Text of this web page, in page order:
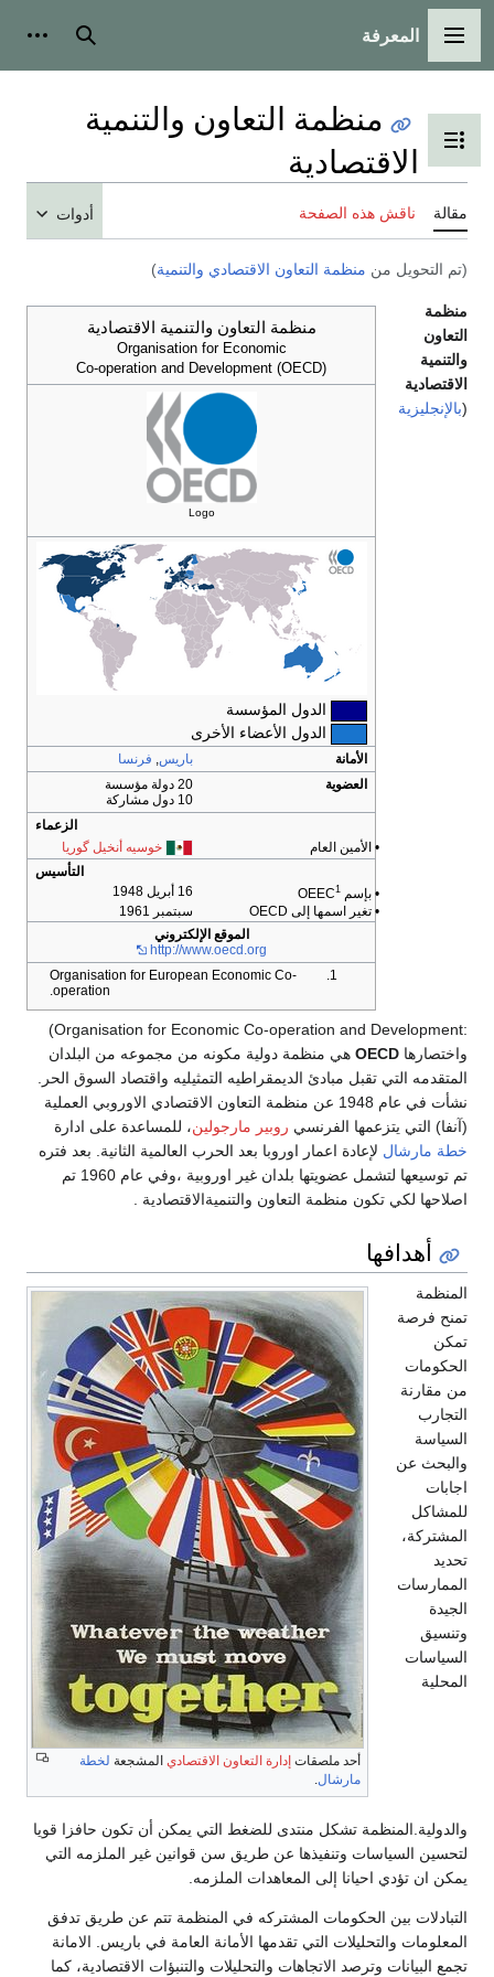
القائمة الرئيسية
المعرفة بحث
تبديل عرض جدول المحتويات
منظمة التعاون والتنمية
الاقتصادية
مقالة ناقش هذه الصفحة أدوات
(تم التحويل من منظمة التعاون الاقتصادي والتنمية)
منظمة التعاون والتنمية الاقتصادية
Organisation for Economic
Co-operation and Development (OECD)
Logo
الدول المؤسسة
الدول الأعضاء الأخرى
الأمانة باريس, فرنسا
العضوية
20 دولة مؤسسة
10 دول مشاركة
الزعماء
• الأمين العام
خوسيه أنخيل گوريا
التأسيس
• بإسم OEEC1
16 أبريل 1948
• تغير اسمها إلى OECD
سبتمبر 1961
الموقع الإلكتروني
http://www.oecd.org
Organisation for European Economic Co-
operation.
منظمة
التعاون
والتنمية
الاقتصادية
(بالإنجليزية
:Organisation for Economic Co-operation and Development)
واختصارها OECD هي منظمة دولية مكونه من مجموعه من البلدان
المتقدمه التي تقبل مبادئ الديمقراطيه التمثيليه واقتصاد السوق الحر.
نشأت في عام 1948 عن منظمة التعاون الاقتصادي الاوروبي العملية
(آنفا) التي يتزعمها الفرنسي روبير مارجولين، للمساعدة على ادارة
خطة مارشال لإعادة اعمار اوروبا بعد الحرب العالمية الثانية. بعد فتره
تم توسيعها لتشمل عضويتها بلدان غير اوروبية ،وفي عام 1960 تم
اصلاحها لكي تكون منظمة التعاون والتنميةالاقتصادية .
أهدافها
أحد ملصقات إدارة التعاون الاقتصادي المشجعة لخطة
مارشال.
المنظمة
تمنح فرصة
تمكن
الحكومات
من مقارنة
التجارب
السياسة
والبحث عن
اجابات
للمشاكل
المشتركة،
تحديد
الممارسات
الجيدة
وتنسيق
السياسات
المحلية
والدولية.المنظمة تشكل منتدى للضغط التي يمكن أن تكون حافزا قويا
لتحسين السياسات وتنفيذها عن طريق سن قوانين غير الملزمه التي
يمكن ان تؤدي احيانا إلى المعاهدات الملزمه.
التبادلات بين الحكومات المشتركه في المنظمة تتم عن طريق تدفق
المعلومات والتحليلات التي تقدمها الأمانة العامة في باريس. الامانة
تجمع البيانات وترصد الاتجاهات والتحليلات والتنبؤات الاقتصادية، كما